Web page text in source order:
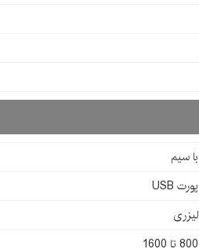
با سیم
پورت USB
لیزری
800 تا 1600